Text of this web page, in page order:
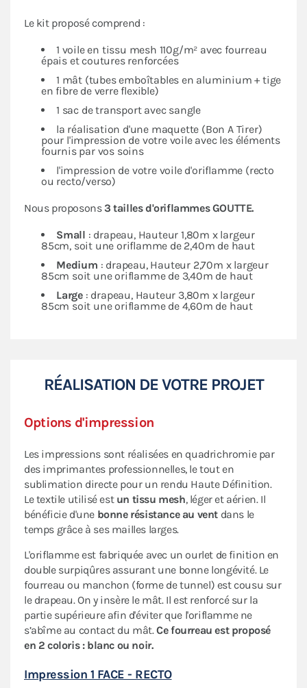
Le kit proposé comprend :
1 voile en tissu mesh 110g/m² avec fourreau
épais et coutures renforcées
1 mât (tubes emboîtables en aluminium + tige
en fibre de verre flexible)
1 sac de transport avec sangle
la réalisation d'une maquette (Bon A Tirer)
pour l'impression de votre voile avec les éléments
fournis par vos soins
l'impression de votre voile d'oriflamme (recto
ou recto/verso)
Nous proposons3 tailles d'oriflammes GOUTTE.
Small : drapeau, Hauteur 1,80m x largeur
85cm, soit une oriflamme de 2,40m de haut
Medium : drapeau, Hauteur 2,70m x largeur
85cm soit une oriflamme de 3,40m de haut
Large : drapeau, Hauteur 3,80m x largeur
85cm soit une oriflamme de 4,60m de haut
RÉALISATION DE VOTRE PROJET
Options d'impression
Les impressions sont réalisées en quadrichromie par
des imprimantes professionnelles, le tout en
sublimation directe pour un rendu Haute Définition.
Le textile utilisé est un tissu mesh, léger et aérien. Il
bénéficie d'une bonne résistance au vent dans le
temps grâce à ses mailles larges.
L'oriflamme est fabriquée avec un ourlet de finition en
double surpiqûres assurant une bonne longévité. Le
fourreau ou manchon (forme de tunnel) est cousu sur
le drapeau. On y insère le mât. Il est renforcé sur la
partie supérieure afin d'éviter que l'oriflamme ne
s’abîme au contact du mât.Ce fourreau est proposé
en 2 coloris : blanc ou noir.
Impression 1 FACE - RECTO